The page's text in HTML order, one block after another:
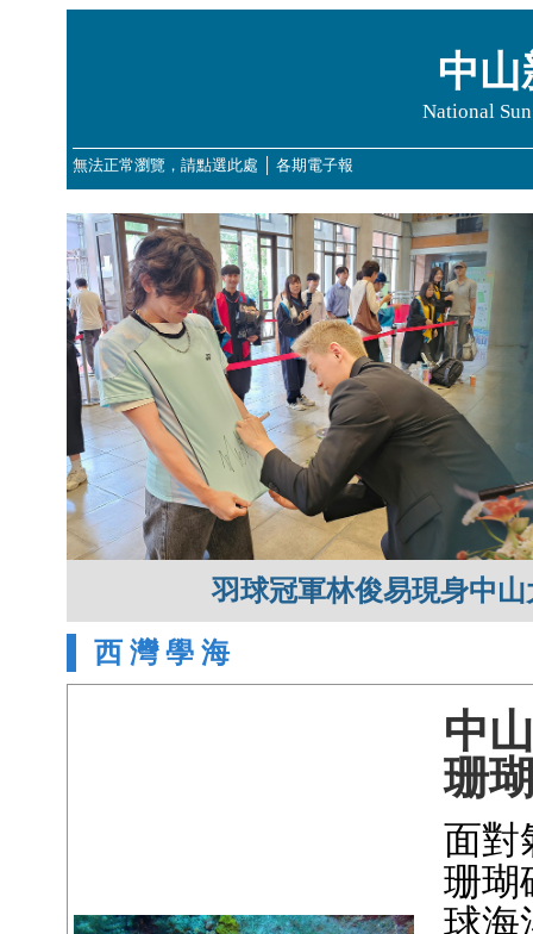
中山
National
無法正常瀏覽，請點選此處 │各期電子報
羽球冠軍林俊易現身中
西 灣 學 海
中
珊
面對
珊瑚
球海